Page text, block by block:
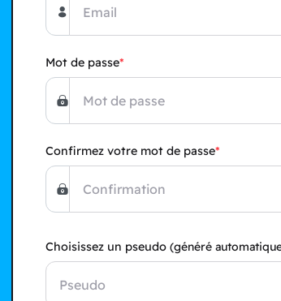
Mot de passe
Confirmez votre mot de passe
Choisissez un pseudo (généré